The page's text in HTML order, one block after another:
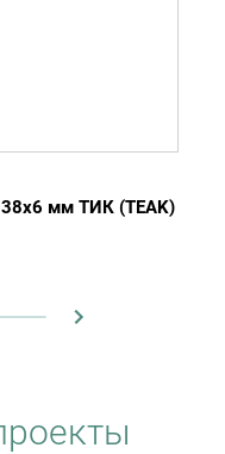
мм ТИК (TEAK)